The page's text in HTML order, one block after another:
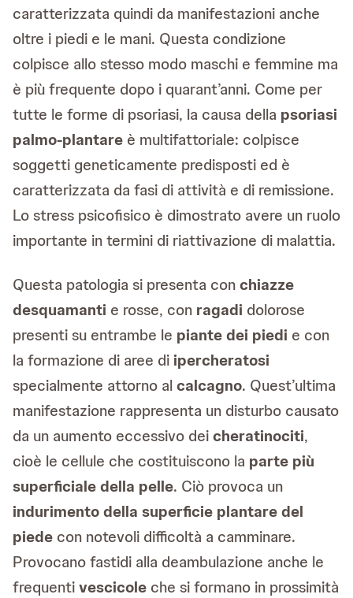
caratterizzata quindi da manifestazioni anche
oltre i piedi e le mani. Questa condizione
colpisce allo stesso modo maschi e femmine ma
è più frequente dopo i quarant’anni. Come per
tutte le forme di psoriasi, la causa della psoriasi
palmo-plantare è multifattoriale: colpisce
soggetti geneticamente predisposti ed è
caratterizzata da fasi di attività e di remissione.
Lo stress psicofisico è dimostrato avere un ruolo
importante in termini di riattivazione di malattia.
Questa patologia si presenta conchiazze
desquamanti e rosse, con ragadi dolorose
presenti su entrambe le piante dei piedi e con
la formazione di aree diipercheratosi
specialmente attorno alcalcagno. Quest’ultima
manifestazione rappresenta un disturbo causato
da un aumento eccessivo deicheratinociti,
cioè le cellule che costituiscono la parte più
superficiale della pelle. Ciò provoca un
indurimento della superficie plantare del
piede con notevoli difficoltà a camminare.
Provocano fastidi alla deambulazione anche le
frequentivescicole che si formano in prossimità